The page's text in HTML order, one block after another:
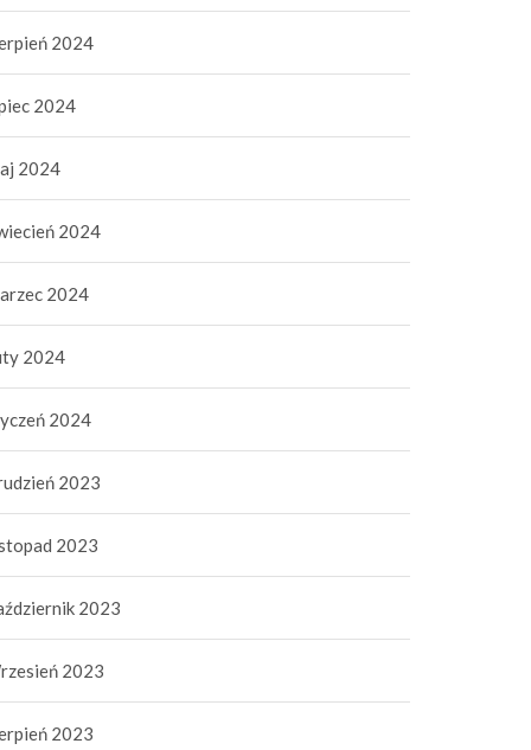
2024
2024
2024
2024
2024
2024
2024
2023
2023
2023
2023
2023